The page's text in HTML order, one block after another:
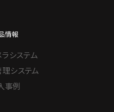
情報
システム
システム
事例